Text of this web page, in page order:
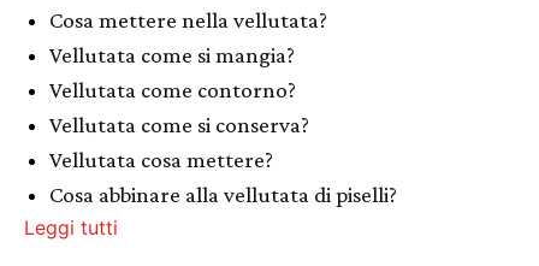
Cosa mettere nella vellutata?
Vellutata come si mangia?
Vellutata come contorno?
Vellutata come si conserva?
Vellutata cosa mettere?
Cosa abbinare alla vellutata di piselli?
Leggi tutti